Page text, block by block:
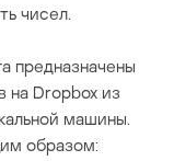
чисел.
предназначены
на Dropbox из
машины.
образом: